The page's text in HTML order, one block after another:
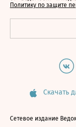
Политику по защите
Скачать
Сетевое издание